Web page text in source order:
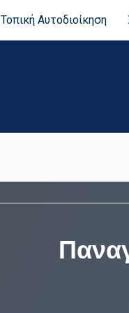
Τοπική Αυτοδιοίκηση